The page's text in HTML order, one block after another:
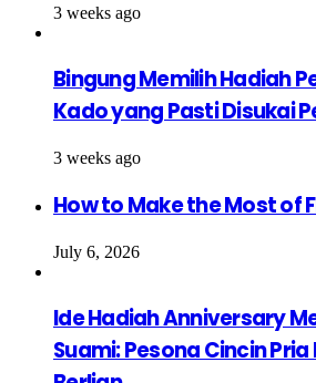
3 weeks ago
Bingung Memilih Hadiah
Kado yang Pasti Disukai
3 weeks ago
How to Make the Most of
July 6, 2026
Ide Hadiah Anniversary
Suami: Pesona Cincin